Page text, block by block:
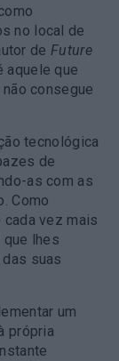
no local de
de Future
aquele que
consegue
tecnológica
de
as com as
Como
vez mais
que lhes
suas
um
própria